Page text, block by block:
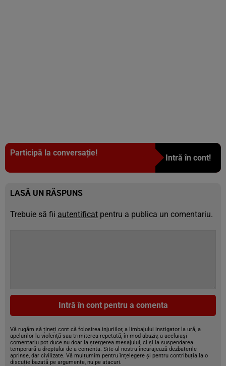
Participă la conversație!
Intră în cont!
LASĂ UN RĂSPUNS
Trebuie să fii autentificat pentru a publica un comentariu.
Intră în cont pentru a comenta
Vă rugăm să țineți cont că folosirea injuriilor, a limbajului instigator la ură, a
apelurilor la violență sau trimiterea repetată, în mod abuziv, a aceluiași
comentariu pot duce nu doar la ștergerea mesajului, ci și la suspendarea
temporară a dreptului de a comenta. Site-ul nostru încurajează dezbaterile
aprinse, dar civilizate. Vă mulțumim pentru înțelegere și pentru contribuția la o
discuție bazată pe argumente, nu pe atacuri.